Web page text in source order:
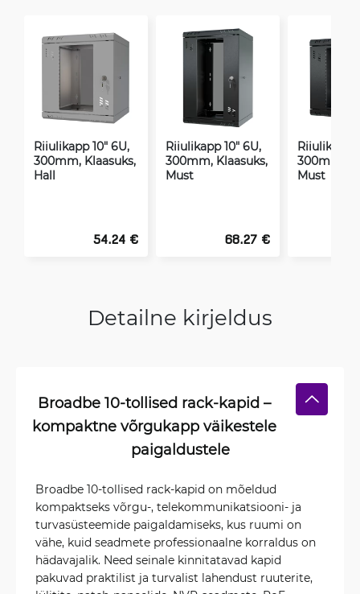
Riiulikapp 10" 6U,
300mm, Klaasuks,
Hall
54.24 €
Riiulikapp 10" 6U,
300mm, Klaasuks,
Must
68.27 €
Riiulikapp
300mm,
Must
Detailne kirjeldus
Broadbe 10-tollised rack-kapid –
kompaktne võrgukapp väikestele
paigaldustele
Broadbe 10-tollised rack-kapid on mõeldud
kompaktseks võrgu-, telekommunikatsiooni- ja
turvasüsteemide paigaldamiseks, kus ruumi on
vähe, kuid seadmete professionaalne korraldus on
hädavajalik. Need seinale kinnitatavad kapid
pakuvad praktilist ja turvalist lahendust ruuterite,